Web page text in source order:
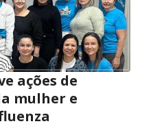
ações de
mulher e